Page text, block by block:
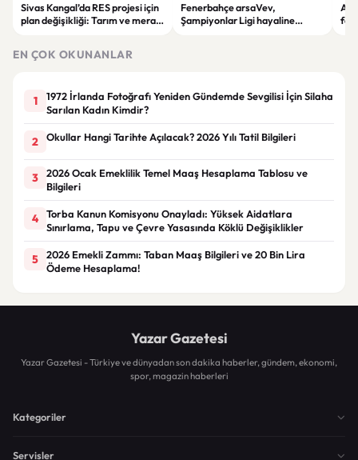
Sivas Kangal’da RES projesi için
plan değişikliği: Tarım ve mera
Fenerbahçe arsaVev,
Şampiyonlar Ligi hayaline
EN ÇOK OKUNANLAR
1
1972 İrlanda Fotoğrafı Yeniden Gündemde Sevgilisi İçin Silaha
Sarılan Kadın Kimdir?
2 Okullar Hangi Tarihte Açılacak? 2026 Yılı Tatil Bilgileri
3
2026 Ocak Emeklilik Temel Maaş Hesaplama Tablosu ve
Bilgileri
4
Torba Kanun Komisyonu Onayladı: Yüksek Aidatlara
Sınırlama, Tapu ve Çevre Yasasında Köklü Değişiklikler
5
2026 Emekli Zammı: Taban Maaş Bilgileri ve 20 Bin Lira
Ödeme Hesaplama!
Yazar Gazetesi
Yazar Gazetesi - Türkiye ve dünyadan son dakika haberler, gündem, ekonomi,
spor, magazin haberleri
Kategoriler
Servisler